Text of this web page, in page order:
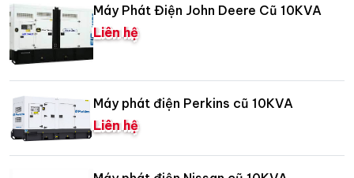
Máy Phát Điện John Deere Cũ 10KVA
Liên hệ
Máy phát điện Perkins cũ 10KVA
Liên hệ